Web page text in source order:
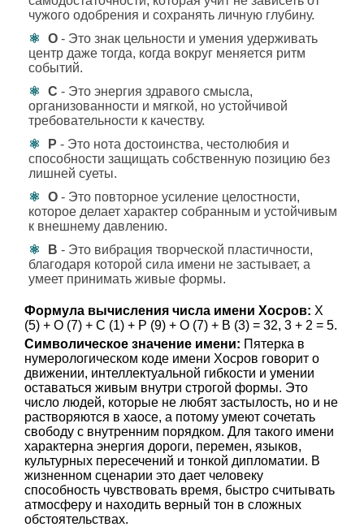
чужого одобрения и сохранять личную глубину.
О - Это знак цельности и умения удерживать
центр даже тогда, когда вокруг меняется ритм
событий.
С - Это энергия здравого смысла,
организованности и мягкой, но устойчивой
требовательности к качеству.
Р - Это нота достоинства, честолюбия и
способности защищать собственную позицию без
лишней суеты.
О - Это повторное усиление целостности,
которое делает характер собранным и устойчивым
к внешнему давлению.
В - Это вибрация творческой пластичности,
благодаря которой сила имени не застывает, а
умеет принимать живые формы.
Формула вычисления числа имени Хосров: Х
(5) + О (7) + С (1) + Р (9) + О (7) + В (3) = 32, 3 + 2 = 5.
Символическое значение имени: Пятерка в
нумерологическом коде имени Хосров говорит о
движении, интеллектуальной гибкости и умении
оставаться живым внутри строгой формы. Это
число людей, которые не любят застылость, но и не
растворяются в хаосе, а потому умеют сочетать
свободу с внутренним порядком. Для такого имени
характерна энергия дороги, перемен, языков,
культурных пересечений и тонкой дипломатии. В
жизненном сценарии это дает человеку
способность чувствовать время, быстро считывать
атмосферу и находить верный тон в сложных
обстоятельствах.